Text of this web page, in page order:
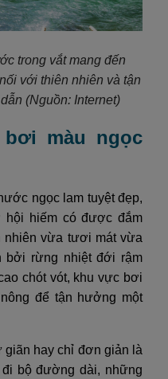
trong vắt mang đến
với thiên nhiên và tận
(Nguồn: Internet)
màu ngọc
ngọc lam tuyệt đẹp,
hội hiếm có được đắm
nhiên vừa tươi mát vừa
bởi rừng nhiệt đới rậm
chót vót, khu vực bơi
để tận hưởng một
giãn hay chỉ đơn giản là
bộ đường dài, những